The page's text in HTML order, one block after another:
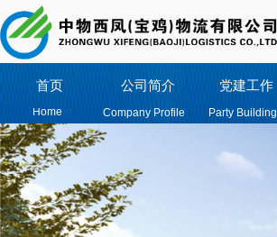
首页 公司简介 党建工作
Home Company Profile Party Building